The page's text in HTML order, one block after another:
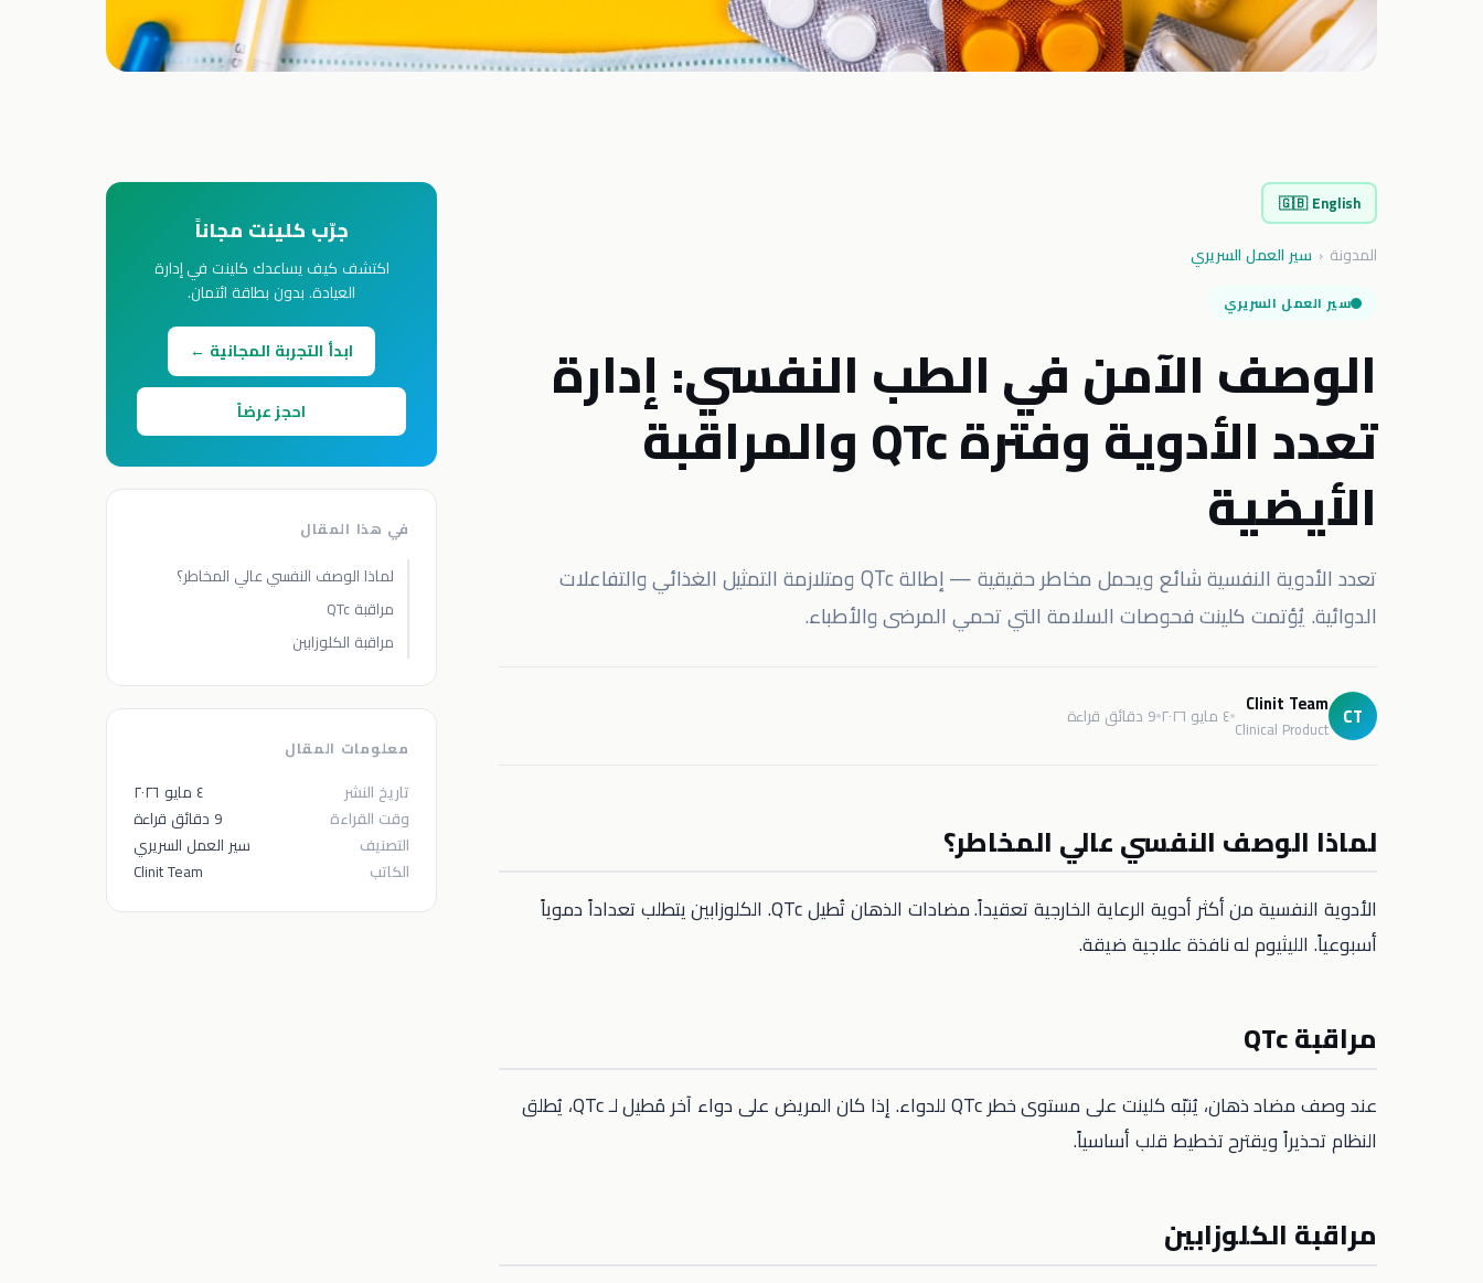
🇬🇧 English
المدونة ‹ سير العمل السريري
سير العمل السريري
الوصف الآمن في الطب النفسي: إدارة
تعدد الأدوية وفترة QTc والمراقبة
الأيضية
تعدد الأدوية النفسية شائع ويحمل مخاطر حقيقية — إطالة QTc ومتلازمة التمثيل الغذائي والتفاعلات
الدوائية. يُؤتمت كلينت فحوصات السلامة التي تحمي المرضى والأطباء.
CT
Clinit Team
Clinical Product ٤ مايو ٢٠٢٦ 9 دقائق قراءة
لماذا الوصف النفسي عالي المخاطر؟
الأدوية النفسية من أكثر أدوية الرعاية الخارجية تعقيداً. مضادات الذهان تُطيل QTc. الكلوزابين يتطلب تعداداً دموياً
أسبوعياً. الليثيوم له نافذة علاجية ضيقة.
مراقبة QTc
عند وصف مضاد ذهان، يُنبّه كلينت على مستوى خطر QTc للدواء. إذا كان المريض على دواء آخر مُطيل لـ QTc، يُطلق
النظام تحذيراً ويقترح تخطيط قلب أساسياً.
مراقبة الكلوزابين
جرّب كلينت مجاناً
اكتشف كيف يساعدك كلينت في إدارة
العيادة. بدون بطاقة ائتمان.
ابدأ التجربة المجانية ←
احجز عرضاً
في هذا المقال
لماذا الوصف النفسي عالي المخاطر؟
مراقبة QTc
مراقبة الكلوزابين
معلومات المقال
تاريخ النشر
٤ مايو ٢٠٢٦
وقت القراءة
9 دقائق قراءة
التصنيف
سير العمل السريري
الكاتب
Clinit Team